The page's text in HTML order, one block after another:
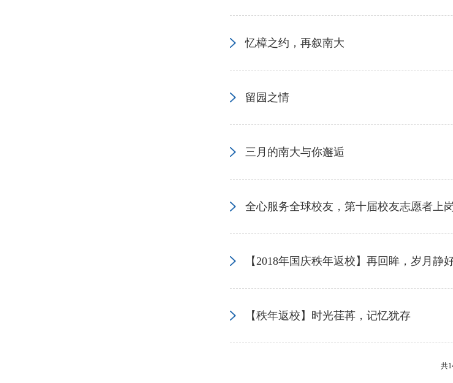
忆樟之约，再叙南大
留园之情
三月的南大与你邂逅
全心服务全球校友，第十届校友志愿者上
【2018年国庆秩年返校】再回眸，岁月静
【秩年返校】时光荏苒，记忆犹存
共